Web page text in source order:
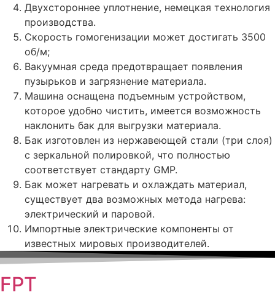
Двухстороннее уплотнение, немецкая технология
производства.
Скорость гомогенизации может достигать 3500
об/м;
Вакуумная среда предотвращает появления
пузырьков и загрязнение материала.
Машина оснащена подъемным устройством,
которое удобно чистить, имеется возможность
наклонить бак для выгрузки материала.
Бак изготовлен из нержавеющей стали (три слоя)
с зеркальной полировкой, что полностью
соответствует стандарту GMP.
Бак может нагревать и охлаждать материал,
существует два возможных метода нагрева:
электрический и паровой.
Импортные электрические компоненты от
известных мировых производителей.
FPT